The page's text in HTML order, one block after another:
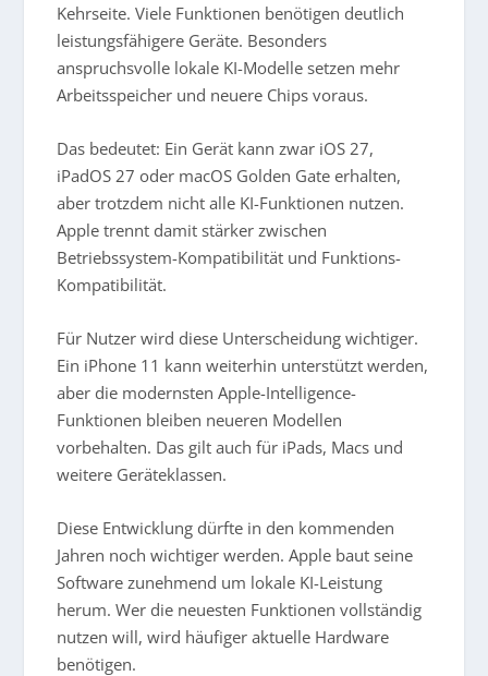
Kehrseite. Viele Funktionen benötigen deutlich
leistungsfähigere Geräte. Besonders
anspruchsvolle lokale KI-Modelle setzen mehr
Arbeitsspeicher und neuere Chips voraus.
Das bedeutet: Ein Gerät kann zwar iOS 27,
iPadOS 27 oder macOS Golden Gate erhalten,
aber trotzdem nicht alle KI-Funktionen nutzen.
Apple trennt damit stärker zwischen
Betriebssystem-Kompatibilität und Funktions-
Kompatibilität.
Für Nutzer wird diese Unterscheidung wichtiger.
Ein iPhone 11 kann weiterhin unterstützt werden,
aber die modernsten Apple-Intelligence-
Funktionen bleiben neueren Modellen
vorbehalten. Das gilt auch für iPads, Macs und
weitere Geräteklassen.
Diese Entwicklung dürfte in den kommenden
Jahren noch wichtiger werden. Apple baut seine
Software zunehmend um lokale KI-Leistung
herum. Wer die neuesten Funktionen vollständig
nutzen will, wird häufiger aktuelle Hardware
benötigen.